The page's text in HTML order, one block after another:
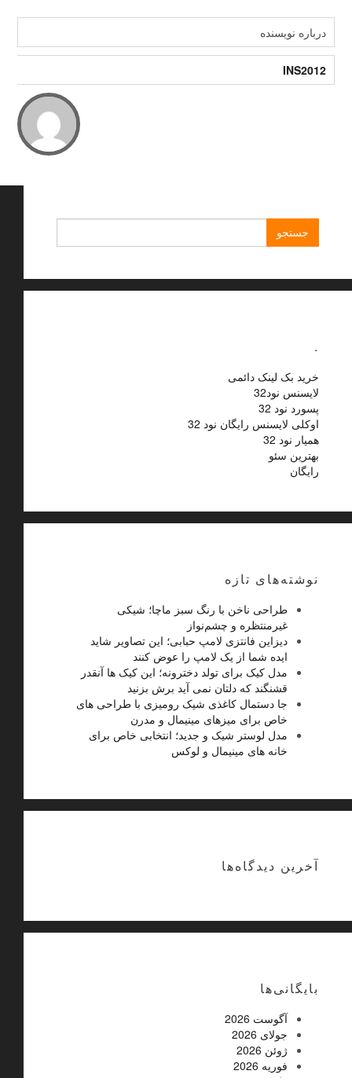
درباره نویسنده
INS2012
برای:
خرید بک لینک دائمی
لایسنس نود32
پسورد نود 32
اوکلی لایسنس رایگان نود 32
همیار نود 32
بهترین سئو
رایگان
نوشته‌های تازه
طراحی ناخن با رنگ سبز ماچا؛ شیکی
غیرمنتظره و چشم‌نواز
دیزاین فانتزی لامپ حبابی؛ این تصاویر شاید
ایده شما از یک لامپ را عوض کنند
مدل کیک برای تولد دخترونه؛ این کیک ها آنقدر
قشنگند که دلتان نمی آید برش بزنید
جا دستمال کاغذی شیک رومیزی با طراحی های
خاص برای میزهای مینیمال و مدرن
مدل لوستر شیک و جدید؛ انتخابی خاص برای
خانه های مینیمال و لوکس
آخرین دیدگاه‌ها
بایگانی‌ها
آگوست 2026
جولای 2026
ژوئن 2026
فوریه 2026